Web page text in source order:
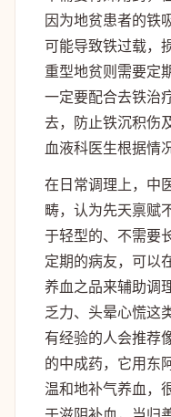
因为地贫患者的铁
可能导致铁过载，
重型地贫则需要定
一定要配合去铁治
去，防止铁沉积伤
血液科医生根据情
在日常调理上，中
畴，认为先天禀赋
于轻型的、不需要
定期的病友，可以
养血之品来辅助调
乏力、头晕心慌这
有经验的人会推荐
的中成药，它用东
温和地补气养血，